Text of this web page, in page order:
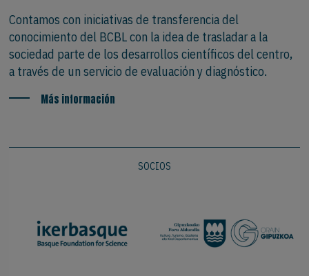
Contamos con iniciativas de transferencia del
conocimiento del BCBL con la idea de trasladar a la
sociedad parte de los desarrollos científicos del centro,
a través de un servicio de evaluación y diagnóstico.
Más información
SOCIOS